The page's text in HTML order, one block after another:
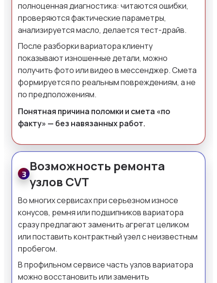
полноценная диагностика: читаются ошибки,
проверяются фактические параметры,
анализируется масло, делается тест-драйв.
После разборки вариатора клиенту
показывают изношенные детали, можно
получить фото или видео в мессенджер. Смета
формируется по реальным повреждениям, а не
по предположениям.
Понятная причина поломки и смета «по
факту» — без навязанных работ.
3 Возможность ремонта
узлов CVT
Во многих сервисах при серьезном износе
конусов, ремня или подшипников вариатора
сразу предлагают заменить агрегат целиком
или поставить контрактный узел с неизвестным
пробегом.
В профильном сервисе часть узлов вариатора
можно восстановить или заменить